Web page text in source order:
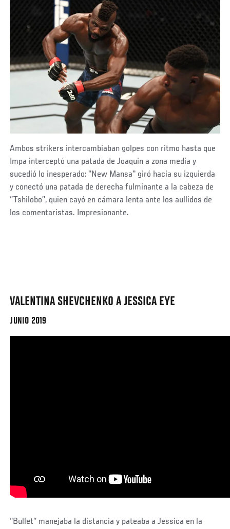
Ambos strikers intercambiaban golpes con ritmo hasta que
Impa interceptó una patada de Joaquin a zona media y
sucedió lo inesperado: ''New Mansa'' giró hacia su izquierda
y conectó una patada de derecha fulminante a la cabeza de
‘’Tshilobo’’, quien cayó en cámara lenta ante los aullidos de
los comentaristas. Impresionante.
VALENTINA SHEVCHENKO A JESSICA EYE
JUNIO 2019
‘’Bullet’’ manejaba la distancia y pateaba a Jessica en la